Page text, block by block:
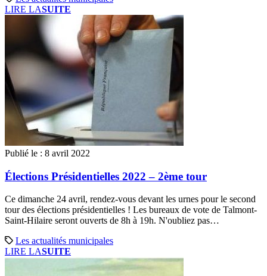
LIRE LASUITE
Publié le : 8 avril 2022
Élections Présidentielles 2022 – 2ème tour
Ce dimanche 24 avril, rendez-vous devant les urnes pour le second
tour des élections présidentielles ! Les bureaux de vote de Talmont-
Saint-Hilaire seront ouverts de 8h à 19h. N'oubliez pas…
Les actualités municipales
LIRE LASUITE